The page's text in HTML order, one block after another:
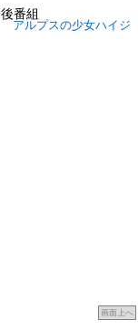
後番組
アルプスの少女ハイジ
画面上へ